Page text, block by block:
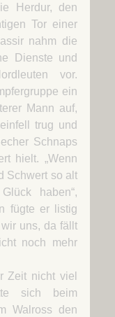
Herdur, den
Tor einer
nahm die
Dienste und
vor.
ein
Mann auf,
trug und
Schnaps
hielt. „Wenn
Schwert so alt
haben“,
fügte er listig
uns, da fällt
noch mehr
Zeit nicht viel
sich beim
Walross den